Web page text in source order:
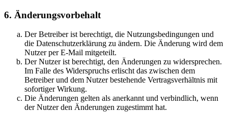
6. Änderungsvorbehalt
Der Betreiber ist berechtigt, die Nutzungsbedingungen und
die Datenschutzerklärung zu ändern. Die Änderung wird dem
Nutzer per E-Mail mitgeteilt.
Der Nutzer ist berechtigt, den Änderungen zu widersprechen.
Im Falle des Widerspruchs erlischt das zwischen dem
Betreiber und dem Nutzer bestehende Vertragsverhältnis mit
sofortiger Wirkung.
Die Änderungen gelten als anerkannt und verbindlich, wenn
der Nutzer den Änderungen zugestimmt hat.